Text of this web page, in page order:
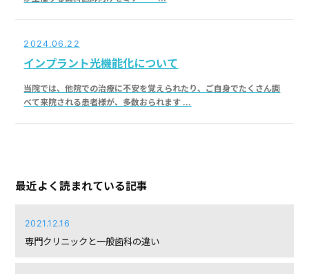
2024.06.22
インプラント光機能化について
当院では、他院での治療に不安を覚えられたり、ご自身でたくさん調
べて来院される患者様が、多数おられます ...
最近よく読まれている記事
2021.12.16
専門クリニックと一般歯科の違い